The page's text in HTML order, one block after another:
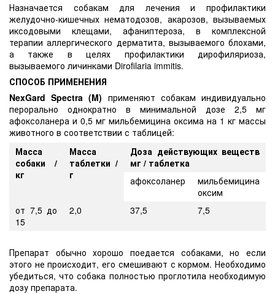
Назначается собакам для лечения и профилактики
желудочно-кишечных нематодозов, акарозов, вызываемых
иксодовыми клещами, афаниптероза, в комплексной
терапии аллергического дерматита, вызываемого блохами,
а также в целях профилактики дирофиляриоза,
вызываемого личинками Dirofilaria immitis.
СПОСОБ ПРИМЕНЕНИЯ
NexGard Spectra (M) применяют собакам индивидуально
перорально однократно в минимальной дозе 2,5 мг
афоксоланера и 0,5 мг мильбемицина оксима на 1 кг массы
животного в соответствии с таблицей:
Масса
собаки /
кг
Масса
таблетки /
г
Доза действующих веществ
мг / таблетка
афоксоланер
мильбемицина
оксим
от 7,5 до
15
2,0 37,5 7,5
Препарат обычно хорошо поедается собаками, но если
этого не происходит, его смешивают с кормом. Необходимо
убедиться, что собака полностью проглотила необходимую
дозу препарата.